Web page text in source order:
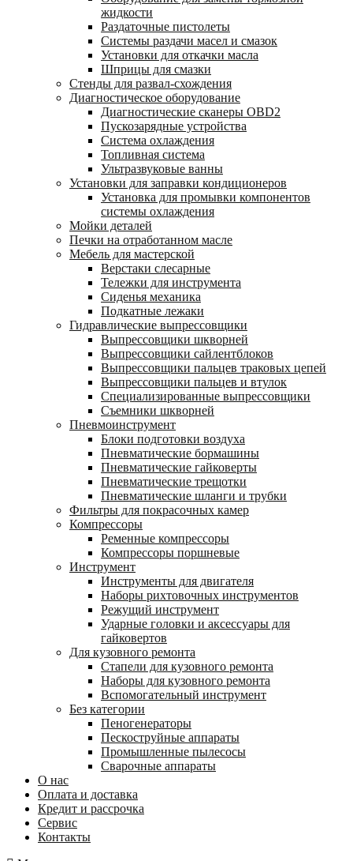
жидкости
Раздаточные пистолеты
Системы раздачи масел и смазок
Установки для откачки масла
Шприцы для смазки
Стенды для развал-схождения
Диагностическое оборудование
Диагностические сканеры OBD2
Пускозарядные устройства
Система охлаждения
Топливная система
Ультразвуковые ванны
Установки для заправки кондиционеров
Установка для промывки компонентов
системы охлаждения
Мойки деталей
Печки на отработанном масле
Мебель для мастерской
Верстаки слесарные
Тележки для инструмента
Сиденья механика
Подкатные лежаки
Гидравлические выпрессовщики
Выпрессовщики шкворней
Выпрессовщики сайлентблоков
Выпрессовщики пальцев траковых цепей
Выпрессовщики пальцев и втулок
Специализированные выпрессовщики
Cъемники шкворней
Пневмоинструмент
Блоки подготовки воздуха
Пневматические бормашины
Пневматические гайковерты
Пневматические трещотки
Пневматические шланги и трубки
Фильтры для покрасочных камер
Компрессоры
Ременные компрессоры
Компрессоры поршневые
Инструмент
Инструменты для двигателя
Наборы рихтовочных инструментов
Режущий инструмент
Ударные головки и аксессуары для
гайковертов
Для кузовного ремонта
Стапели для кузовного ремонта
Наборы для кузовного ремонта
Вспомогательный инструмент
Без категории
Пеногенераторы
Пескоструйные аппараты
Промышленные пылесосы
Сварочные аппараты
О нас
Оплата и доставка
Кредит и рассрочка
Сервис
Контакты